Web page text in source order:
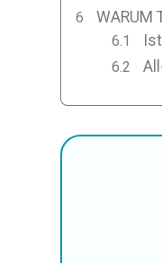
WARUM